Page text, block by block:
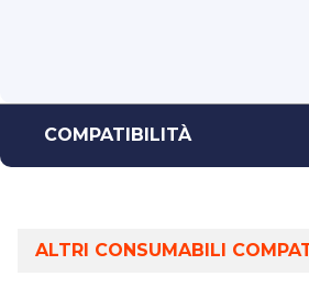
COMPATIBILITÀ
ALTRI CONSUMABILI